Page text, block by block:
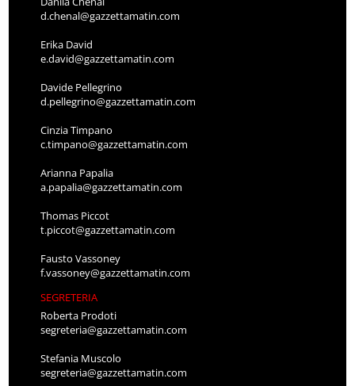
d.chenal@gazzettamatin.com
Erika David
e.david@gazzettamatin.com
Davide Pellegrino
d.pellegrino@gazzettamatin.com
Cinzia Timpano
c.timpano@gazzettamatin.com
Arianna Papalia
a.papalia@gazzettamatin.com
Thomas Piccot
t.piccot@gazzettamatin.com
Fausto Vassoney
f.vassoney@gazzettamatin.com
SEGRETERIA
Roberta Prodoti
segreteria@gazzettamatin.com
Stefania Muscolo
segreteria@gazzettamatin.com